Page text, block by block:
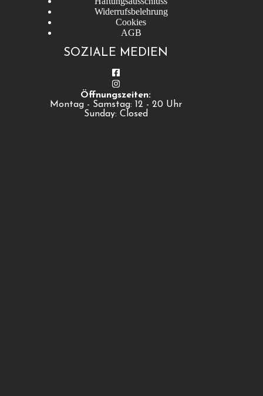
Widerrufsbelehrung
Cookies
AGB
SOZIALE MEDIEN
Öffnungszeiten:
Montag - Samstag: 12 - 20 Uhr
Sunday: Closed